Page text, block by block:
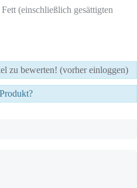
(einschließlich gesättigten
zu bewerten! (vorher einloggen)